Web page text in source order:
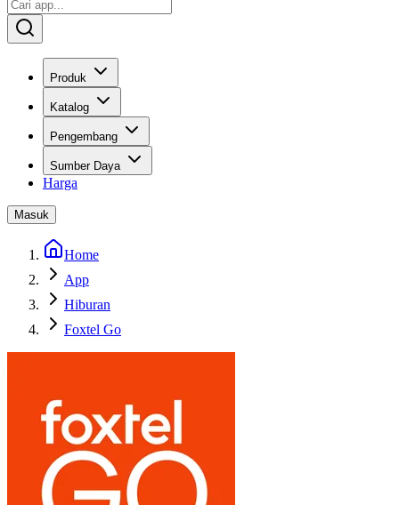
Produk
Katalog
Pengembang
Sumber Daya
Harga
Masuk
Home
App
Hiburan
Foxtel Go